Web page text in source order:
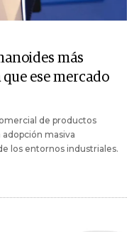
más
ese mercado
de productos
masiva
los entornos industriales.